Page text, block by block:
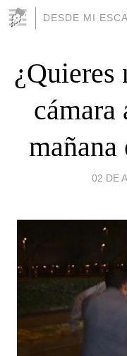
DESDE MI
¿Quieres
cámara
mañana
02 DE